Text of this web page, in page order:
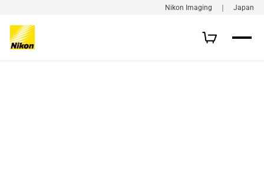
Nikon Imaging ｜ Japan